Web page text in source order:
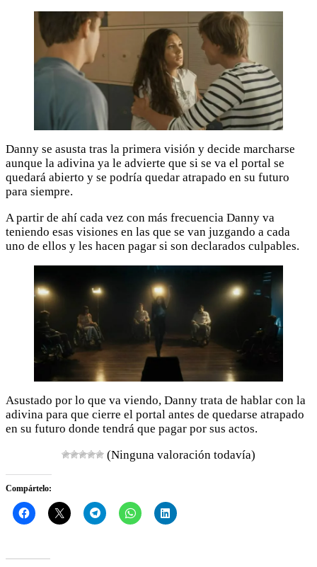
Danny se asusta tras la primera visión y decide marcharse
aunque la adivina ya le advierte que si se va el portal se
quedará abierto y se podría quedar atrapado en su futuro
para siempre.
A partir de ahí cada vez con más frecuencia Danny va
teniendo esas visiones en las que se van juzgando a cada
uno de ellos y les hacen pagar si son declarados culpables.
Asustado por lo que va viendo, Danny trata de hablar con la
adivina para que cierre el portal antes de quedarse atrapado
en su futuro donde tendrá que pagar por sus actos.
(Ninguna valoración todavía)
Compártelo: